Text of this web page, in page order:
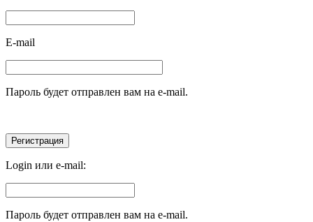
E-mail
Пароль будет отправлен вам на e-mail.
Login или e-mail:
Пароль будет отправлен вам на e-mail.